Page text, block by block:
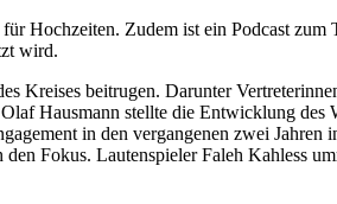
Hochzeiten. Zudem ist ein Podcast zum
wird.
Kreises beitrugen. Darunter
Hausmann stellte die Entwicklung des
in den vergangenen zwei Jahren
Fokus. Lautenspieler Faleh Kahless